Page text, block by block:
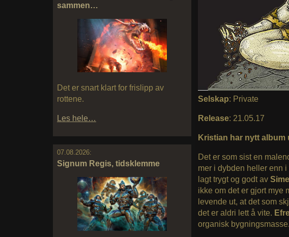
sammen…
Det er snart klart for frislipp av
rottene.
Les hele…
07.08.2026:
Signum Regis, tidsklemme
Selskap: Private
Release: 21.05.17
Kristian har nytt album
Det er som sist en
mer i dybden heller enn
lagt trygt og godt av
ikke om det er gjort mye
levende ut, at det som
det er aldri lett å vite.
organisk bygningsmasse.